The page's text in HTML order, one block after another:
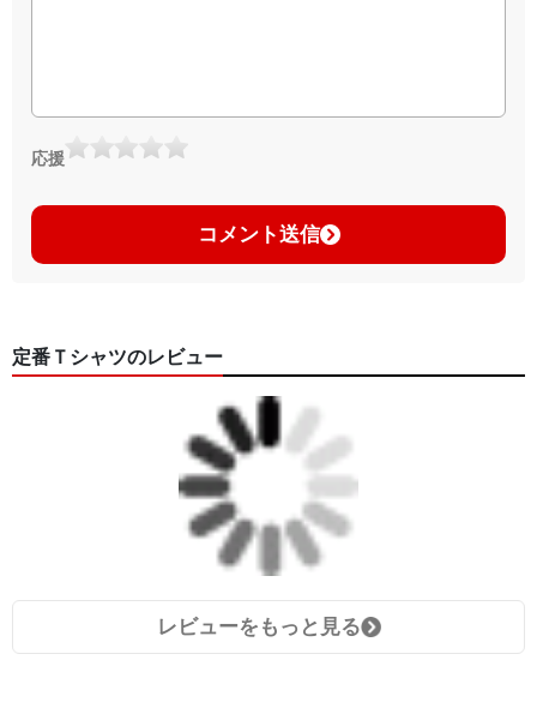
応援
コメント送信
定番Ｔシャツのレビュー
レビューをもっと見る